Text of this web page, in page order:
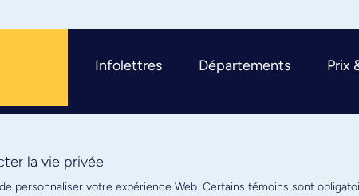
Infolettres Départements Prix
la vie privée
personnaliser votre expérience Web. Certains témoins sont